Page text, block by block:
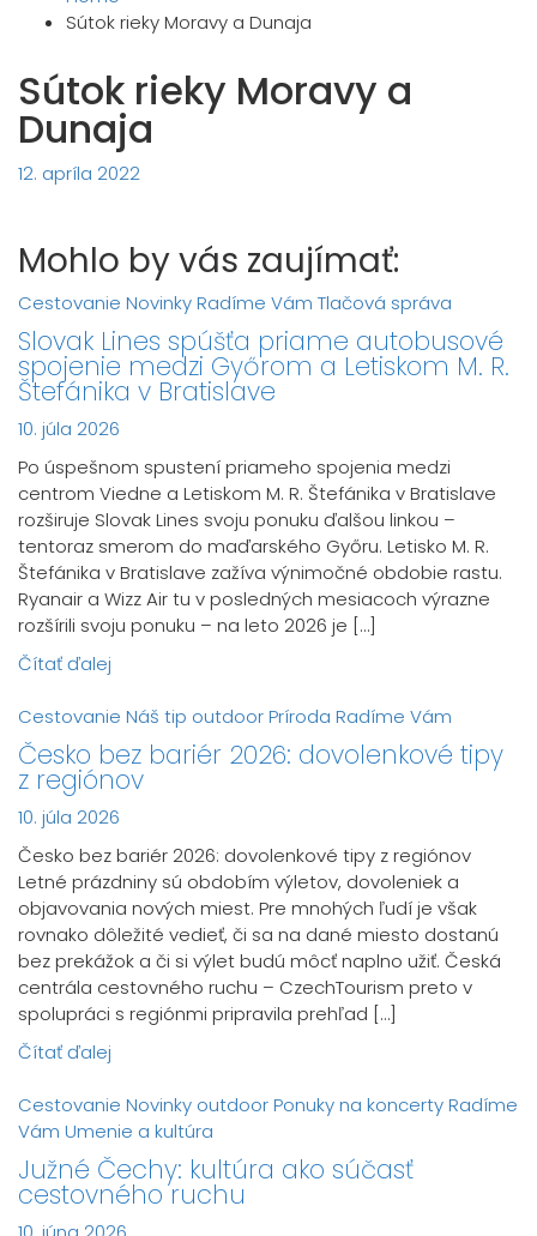
Sútok rieky Moravy a Dunaja
Sútok rieky Moravy a
Dunaja
12. apríla 2022
Mohlo by vás zaujímať:
Cestovanie NovinkyRadíme Vám Tlačová správa
Slovak Lines spúšťa priame autobusové
spojenie medzi Győrom a Letiskom M. R.
Štefánika v Bratislave
10. júla 2026
Po úspešnom spustení priameho spojenia medzi
centrom Viedne a Letiskom M. R. Štefánika v Bratislave
rozširuje Slovak Lines svoju ponuku ďalšou linkou –
tentoraz smerom do maďarského Győru. Letisko M. R.
Štefánika v Bratislave zažíva výnimočné obdobie rastu.
Ryanair a Wizz Air tu v posledných mesiacoch výrazne
rozšírili svoju ponuku – na leto 2026 je […]
Čítať ďalej
Cestovanie Náš tip outdoorPríroda Radíme Vám
Česko bez bariér 2026: dovolenkové tipy
z regiónov
10. júla 2026
Česko bez bariér 2026: dovolenkové tipy z regiónov
Letné prázdniny sú obdobím výletov, dovoleniek a
objavovania nových miest. Pre mnohých ľudí je však
rovnako dôležité vedieť, či sa na dané miesto dostanú
bez prekážok a či si výlet budú môcť naplno užiť. Česká
centrála cestovného ruchu – CzechTourism preto v
spolupráci s regiónmi pripravila prehľad […]
Čítať ďalej
Cestovanie Novinky outdoorPonuky na koncertyRadíme
Vám Umenie a kultúra
Južné Čechy: kultúra ako súčasť
cestovného ruchu